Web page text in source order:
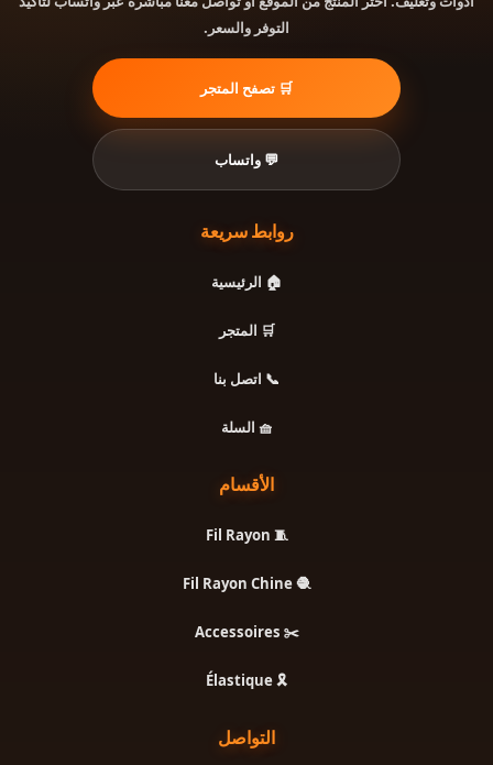
التوفر والسعر.
🛒 تصفح المتجر
💬 واتساب
روابط سريعة
🏠 الرئيسية
🛒 المتجر
📞 اتصل بنا
🧺 السلة
الأقسام
🧵 Fil Rayon
🧶 Fil Rayon Chine
✂️ Accessoires
🎗️ Élastique
التواصل